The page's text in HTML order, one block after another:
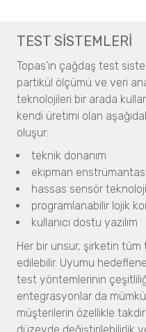
Nano Partikül ve Zeta
Nanotrac Wave II
NANOTRAC FLEX
STABINO ZETA
Disperse Partikül
Aerodinamik Partikül
TSI 3321
Kademeli İmpaktörler
Tüm İmpaktörler
Görüntüleme
Micro CT / Nano CT
N60 micro-CT
N70 micro-CT
N80 micro-CT
AGLTS 2
SEM ile Görüntüleme
NANOS
Micro CT 3D
N60 micro-CT
N80 micro-CT
N90 nano-CT
Boya ve Kaplama
Partikül Boyut Analizi
SYNC
S3500
BLUEWAVE
Aerotrac II
Nanotrac Wave II
NANOTRAC FLEX
Sıvı Patlayıcı Tespit
Insight 200M
Flow Sciences
Biyogüvenlik Kabinleri
Galaxy Scientific
FT-NIR Cihazları
NF2000
QuasIR™2000
QuasIR™ 4000
Mageleka
Disperse Partikül
Magnometer XRS
TEST SİSTEMLERİ
Topas'ın çağdaş test
partikül ölçümü ve veri
teknolojileri bir arada
kendi üretimi olan
oluşur:
teknik donanım
ekipman
hassas sensör
programlanabilir lojik
kullanıcı dostu yazılım
Her bir unsur, şirketin
edilebilir. Uyumu
test yöntemlerinin
entegrasyonlar da
müşterilerin özellikle